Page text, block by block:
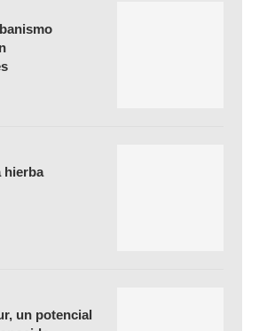
hierba
un potencial